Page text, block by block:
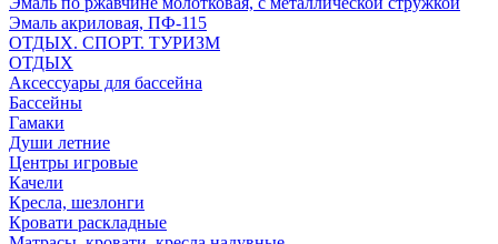
Эмаль акриловая, ПФ-115
ОТДЫХ. СПОРТ. ТУРИЗМ
ОТДЫХ
Аксессуары для бассейна
Бассейны
Гамаки
Души летние
Центры игровые
Качели
Кресла, шезлонги
Кровати раскладные